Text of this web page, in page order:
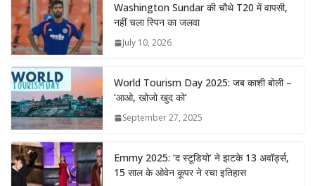
Washington Sundar की चौथे T20 में वापसी,
नहीं चला स्पिन का जलवा
July 10, 2026
World Tourism Day 2025: जब काशी बोली –
‘आओ, खोजो खुद को’
September 27, 2025
Emmy 2025: ‘द स्टूडियो’ ने झटके 13 अवॉर्ड्स,
15 साल के ओवेन कूपर ने रचा इतिहास